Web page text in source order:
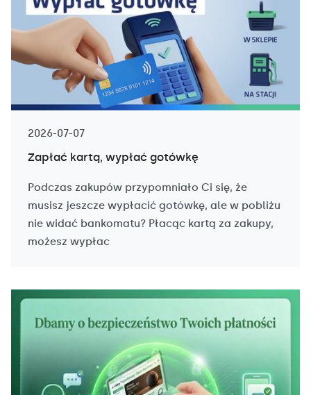
2026-07-07
Zapłać kartą, wypłać gotówkę
Podczas zakupów przypomniało Ci się, że
musisz jeszcze wypłacić gotówkę, ale w pobliżu
nie widać bankomatu? Płacąc kartą za zakupy,
możesz wypłac